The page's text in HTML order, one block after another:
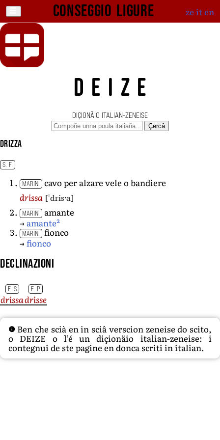
Conseggio ligure ze iten
DEIZE
DIÇIONÄIO ITALIAN-ZENEISE
Çercâ
drizza
S. F.
MARIN.
cavo per alzare vele o bandiere
drissa [ˈdrisˑa]
MARIN.
amante
→ amante2
MARIN.
fionco
→ fionco
Declinazioni
F. S F. P
drissadrisse
Ben che scià en in sciâ verscion zeneise do scito,
o DEIZE o l’é un diçionäio italian-zeneise: i
contegnui de ste pagine en donca scriti in italian.